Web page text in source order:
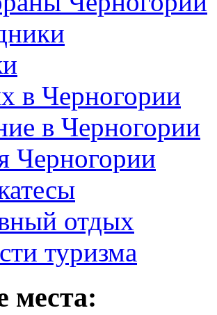
в Черногории
в Черногории
Черногории
отдых
туризма
места: